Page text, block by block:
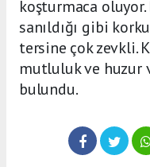
koşturmaca oluyor.
sanıldığı gibi
tersine çok zevkli.
mutluluk ve huzur
bulundu.